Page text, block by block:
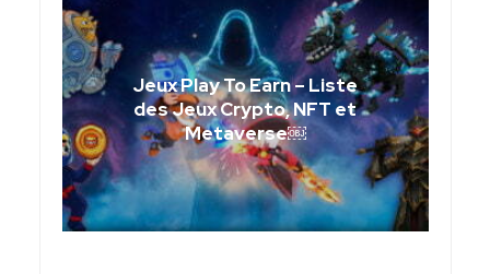
Jeux Play To Earn – Liste
des Jeux Crypto, NFT et
Metaverse￼